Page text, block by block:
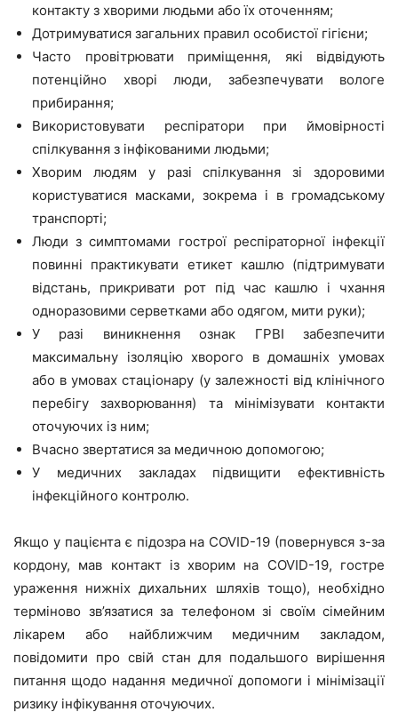
контакту з хворими людьми або їх оточенням;
Дотримуватися загальних правил особистої гігієни;
Часто провітрювати приміщення, які відвідують
потенційно хворі люди, забезпечувати вологе
прибирання;
Використовувати респіратори при ймовірності
спілкування з інфікованими людьми;
Хворим людям у разі спілкування зі здоровими
користуватися масками, зокрема і в громадському
транспорті;
Люди з симптомами гострої респіраторної інфекції
повинні практикувати етикет кашлю (підтримувати
відстань, прикривати рот під час кашлю і чхання
одноразовими серветками або одягом, мити руки);
У разі виникнення ознак ГРВІ забезпечити
максимальну ізоляцію хворого в домашніх умовах
або в умовах стаціонару (у залежності від клінічного
перебігу захворювання) та мінімізувати контакти
оточуючих із ним;
Вчасно звертатися за медичною допомогою;
У медичних закладах підвищити ефективність
інфекційного контролю.
Якщо у пацієнта є підозра на COVID-19 (повернувся з-за
кордону, мав контакт із хворим на COVID-19, гостре
ураження нижніх дихальних шляхів тощо), необхідно
терміново зв’язатися за телефоном зі своїм сімейним
лікарем або найближчим медичним закладом,
повідомити про свій стан для подальшого вирішення
питання щодо надання медичної допомоги і мінімізації
ризику інфікування оточуючих.